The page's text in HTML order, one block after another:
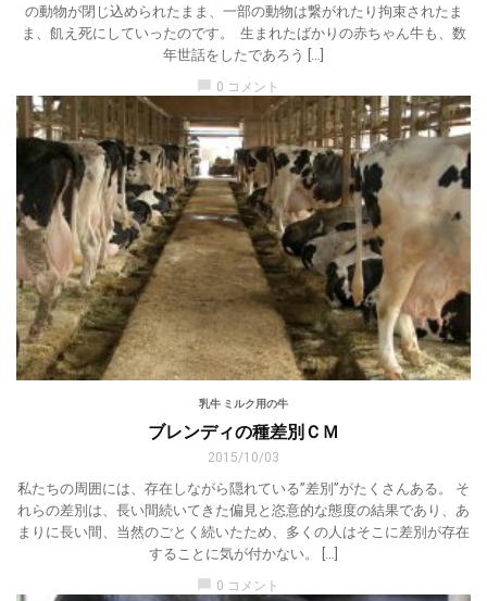
の動物が閉じ込められたまま、一部の動物は繋がれたり拘束されたま
ま、飢え死にしていったのです。 生まれたばかりの赤ちゃん牛も、数
年世話をしたであろう […]
chat_bubble 0 コメント
乳牛 ミルク用の牛
ブレンディの種差別ＣＭ
2015/10/03
私たちの周囲には、存在しながら隠れている”差別”がたくさんある。 そ
れらの差別は、長い間続いてきた偏見と恣意的な態度の結果であり、あ
まりに長い間、当然のごとく続いたため、多くの人はそこに差別が存在
することに気が付かない。 […]
0 コメント